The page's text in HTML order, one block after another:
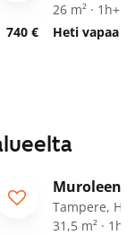
740 €
26 m² · 1h+kk
Heti vapaa
Tampere,
31,5 m² ·